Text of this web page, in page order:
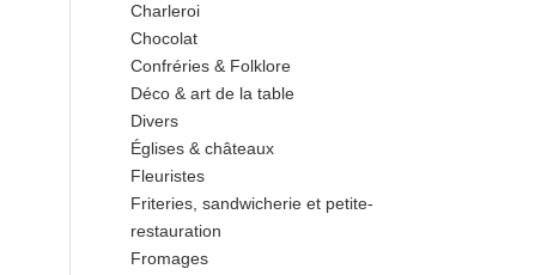
Charleroi
Chocolat
Confréries & Folklore
Déco & art de la table
Divers
Églises & châteaux
Fleuristes
Friteries, sandwicherie et petite-
restauration
Fromages